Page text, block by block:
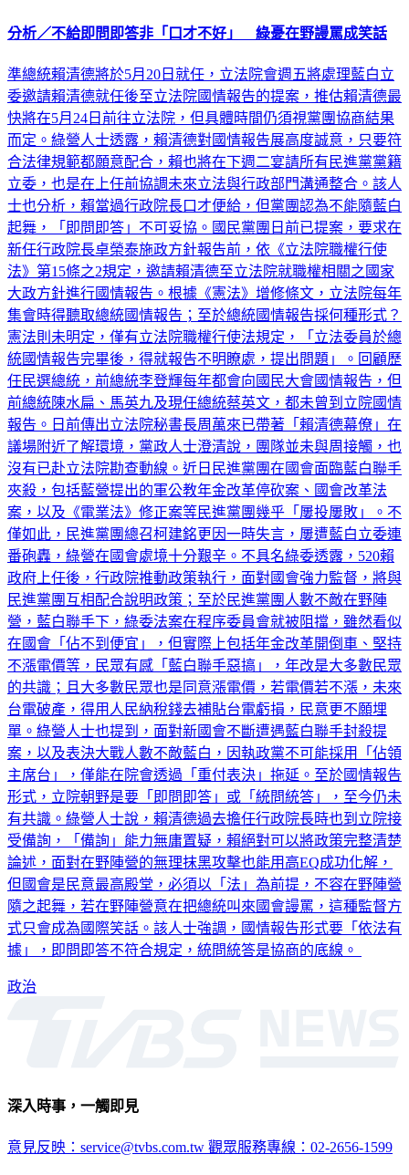
分析／不給即問即答非「口才不好」 綠憂在野謾罵成笑話
準總統賴清德將於5月20日就任，立法院會週五將處理藍白立
委邀請賴清德就任後至立法院國情報告的提案，推估賴清德最
快將在5月24日前往立法院，但具體時間仍須視黨團協商結果
而定。綠營人士透露，賴清德對國情報告展高度誠意，只要符
合法律規範都願意配合，賴也將在下週二宴請所有民進黨黨籍
立委，也是在上任前協調未來立法與行政部門溝通整合。該人
士也分析，賴當過行政院長口才便給，但黨團認為不能隨藍白
起舞，「即問即答」不可妥協。國民黨團日前已提案，要求在
新任行政院長卓榮泰施政方針報告前，依《立法院職權行使
法》第15條之2規定，邀請賴清德至立法院就職權相關之國家
大政方針進行國情報告。根據《憲法》增修條文，立法院每年
集會時得聽取總統國情報告；至於總統國情報告採何種形式？
憲法則未明定，僅有立法院職權行使法規定，「立法委員於總
統國情報告完畢後，得就報告不明瞭處，提出問題」。回顧歷
任民選總統，前總統李登輝每年都會向國民大會國情報告，但
前總統陳水扁、馬英九及現任總統蔡英文，都未曾到立院國情
報告。日前傳出立法院秘書長周萬來已帶著「賴清德幕僚」在
議場附近了解環境，黨政人士澄清說，團隊並未與周接觸，也
沒有已赴立法院勘查動線。近日民進黨團在國會面臨藍白聯手
夾殺，包括藍營提出的軍公教年金改革停砍案、國會改革法
案，以及《電業法》修正案等民進黨團幾乎「屢投屢敗」。不
僅如此，民進黨團總召柯建銘更因一時失言，屢遭藍白立委連
番砲轟，綠營在國會處境十分艱辛。不具名綠委透露，520賴
政府上任後，行政院推動政策執行，面對國會強力監督，將與
民進黨團互相配合說明政策；至於民進黨團人數不敵在野陣
營，藍白聯手下，綠委法案在程序委員會就被阻擋，雖然看似
在國會「佔不到便宜」，但實際上包括年金改革開倒車、堅持
不漲電價等，民眾有感「藍白聯手惡搞」，年改是大多數民眾
的共識；且大多數民眾也是同意漲電價，若電價若不漲，未來
台電破產，得用人民納稅錢去補貼台電虧損，民意更不願埋
單。綠營人士也提到，面對新國會不斷遭遇藍白聯手封殺提
案，以及表決大戰人數不敵藍白，因執政黨不可能採用「佔領
主席台」，僅能在院會透過「重付表決」拖延。至於國情報告
形式，立院朝野是要「即問即答」或「統問統答」，至今仍未
有共識。綠營人士說，賴清德過去擔任行政院長時也到立院接
受備詢，「備詢」能力無庸置疑，賴絕對可以將政策完整清楚
論述，面對在野陣營的無理抹黑攻擊也能用高EQ成功化解，
但國會是民意最高殿堂，必須以「法」為前提，不容在野陣營
隨之起舞，若在野陣營意在把總統叫來國會謾罵，這種監督方
式只會成為國際笑話。該人士強調，國情報告形式要「依法有
據」，即問即答不符合規定，統問統答是協商的底線。
政治
深入時事，一觸即見
意見反映：service@tvbs.com.tw 觀眾服務專線：02-2656-1599